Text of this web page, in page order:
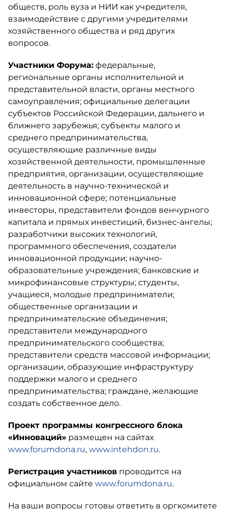
обществ, роль вуза и НИИ как учредителя,
взаимодействие с другими учредителями
хозяйственного общества и ряд других
вопросов.
Участники Форума: федеральные,
региональные органы исполнительной и
представительной власти, органы местного
самоуправления; официальные делегации
субъектов Российской Федерации, дальнего и
ближнего зарубежья; субъекты малого и
среднего предпринимательства,
осуществляющие различные виды
хозяйственной деятельности, промышленные
предприятия, организации, осуществляющие
деятельность в научно-технической и
инновационной сфере; потенциальные
инвесторы, представители фондов венчурного
капитала и прямых инвестиций, бизнес-ангелы;
разработчики высоких технологий,
программного обеспечения, создатели
инновационной продукции; научно-
образовательные учреждения; банковские и
микрофинансовые структуры; студенты,
учащиеся, молодые предприниматели;
общественные организации и
предпринимательские объединения;
представители международного
предпринимательского сообщества;
представители средств массовой информации;
организации, образующие инфраструктуру
поддержки малого и среднего
предпринимательства; граждане, желающие
создать собственное дело.
Проект программы конгрессного блока
«Инноваций» размещен на сайтах
www.forumdona.ru, www.intehdon.ru.
Регистрация участников проводится на
официальном сайте www.forumdona.ru.
На ваши вопросы готовы ответить в оргкомитете